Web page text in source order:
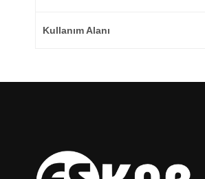
Kullanım Alanı